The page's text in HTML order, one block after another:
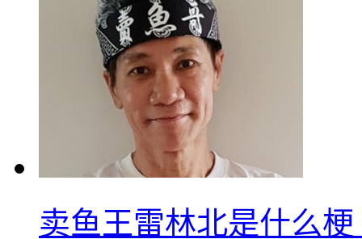
卖鱼王雷林北是什么